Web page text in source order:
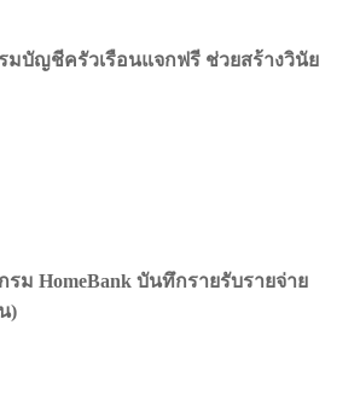
มบัญชีครัวเรือนแจกฟรี ช่วยสร้างวินัย
รม HomeBank บันทึกรายรับรายจ่าย
)